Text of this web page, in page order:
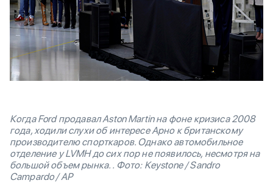
Когда Ford продавал Aston Martin на фоне кризиса 2008
года, ходили слухи об интересе Арно к британскому
производителю спорткаров. Однако автомобильное
отделение у LVMH до сих пор не появилось, несмотря на
большой объем рынка. . Фото: Keystone / Sandro
Campardo / AP